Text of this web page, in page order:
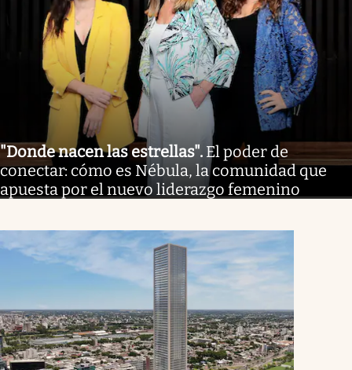
"Donde nacen las estrellas". El poder de
conectar: cómo es Nébula, la comunidad que
apuesta por el nuevo liderazgo femenino